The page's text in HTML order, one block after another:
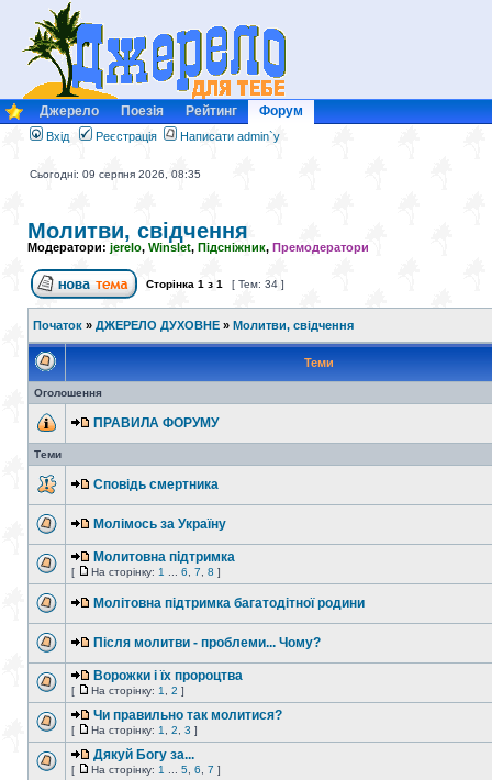
Джерело Поезія Рейтинг Форум
Вхід Реєстрація Написати admin`у
Сьогодні: 09 серпня 2026, 08:35
Молитви, свідчення
Модератори: jerelo, Winslet, Підсніжник, Премодератори
Сторінка 1 з 1 [ Тем: 34 ]
Початок » ДЖЕРЕЛО ДУХОВНЕ » Молитви, свідчення
Теми
Оголошення
ПРАВИЛА ФОРУМУ
Теми
Сповідь смертника
Молімось за Україну
Молитовна підтримка
[ На сторінку: 1 6 7 8 ]
Молітовна підтримка багатодітної родини
Після молитви - проблеми... Чому?
Ворожки і їх пророцтва
[ На сторінку: 1 2 ]
Чи правильно так молитися?
[ На сторінку: 1 2 3 ]
Дякуй Богу за...
[ На сторінку: 1 5 6 7 ]